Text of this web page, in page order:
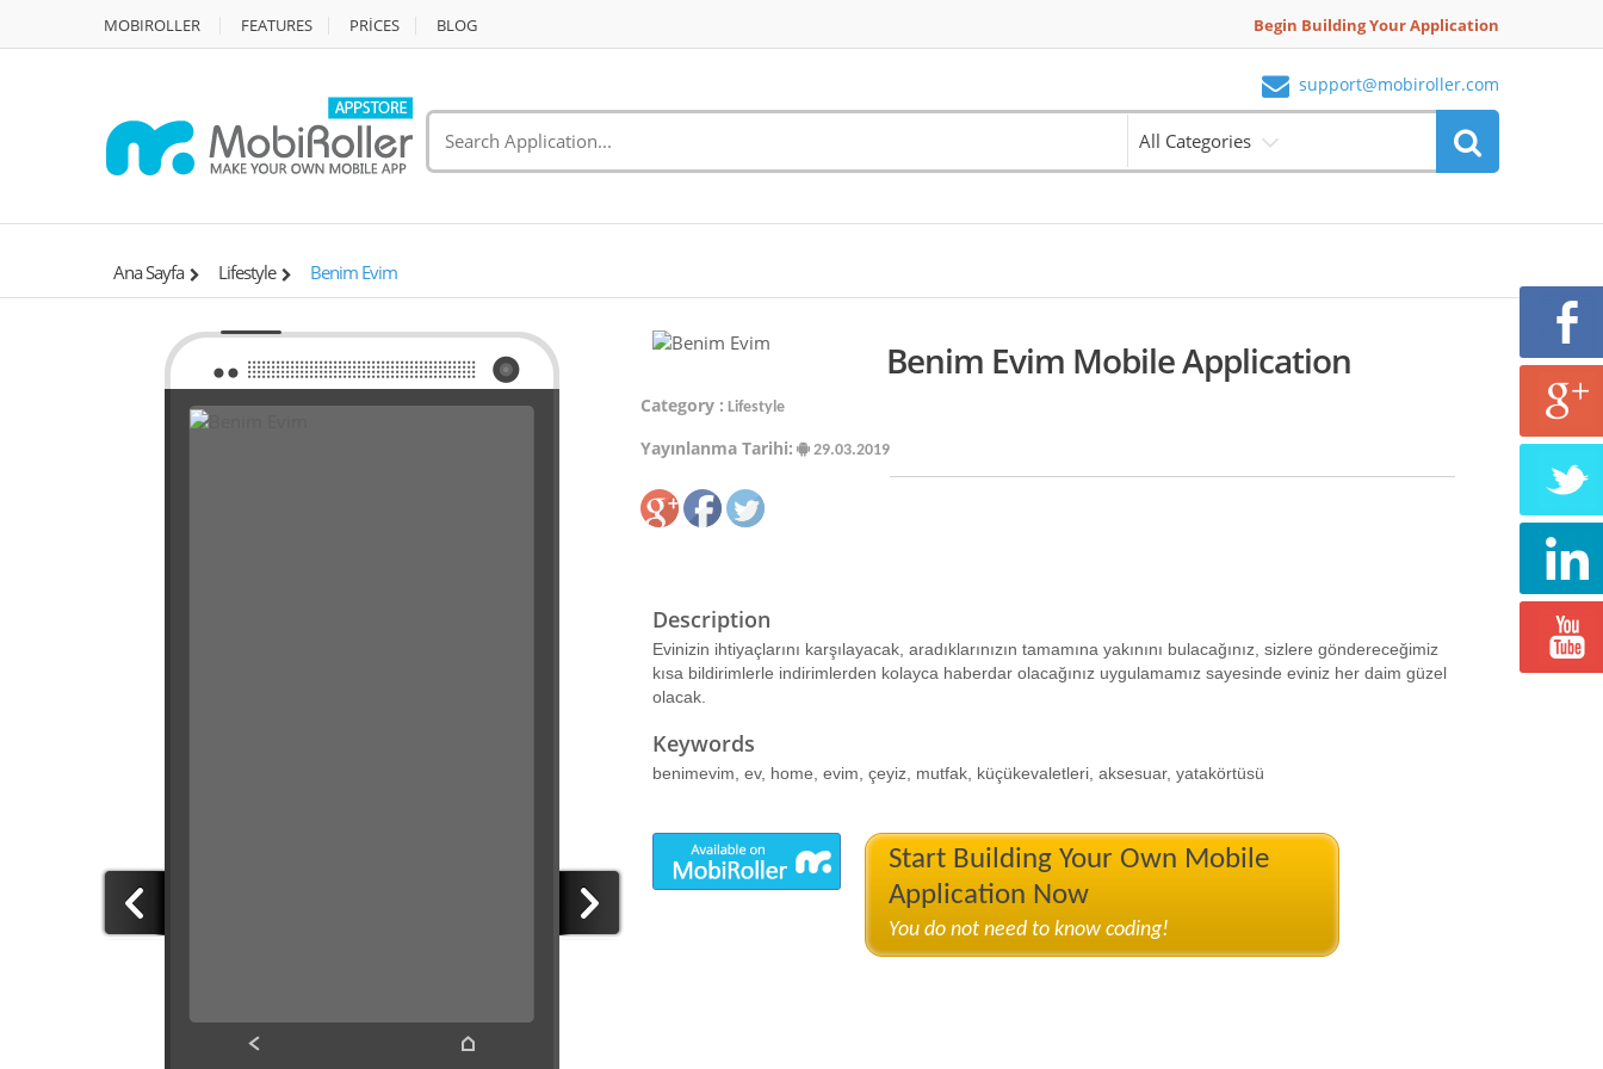
MOBIROLLER FEATURES PRİCES BLOG Begin Building Your Application
support@mobiroller.com
All Categories
Ana Sayfa Lifestyle Benim Evim
Benim Evim Mobile Application
Category : Lifestyle
Yayınlanma Tarihi: 29.03.2019
Description
Evinizin ihtiyaçlarını karşılayacak, aradıklarınızın tamamına yakınını bulacağınız, sizlere göndereceğimiz
kısa bildirimlerle indirimlerden kolayca haberdar olacağınız uygulamamız sayesinde eviniz her daim güzel
olacak.
Keywords
benimevim, ev, home, evim, çeyiz, mutfak, küçükevaletleri, aksesuar, yatakörtüsü
Start Building Your Own Mobile
Application Now
You do not need to know coding!